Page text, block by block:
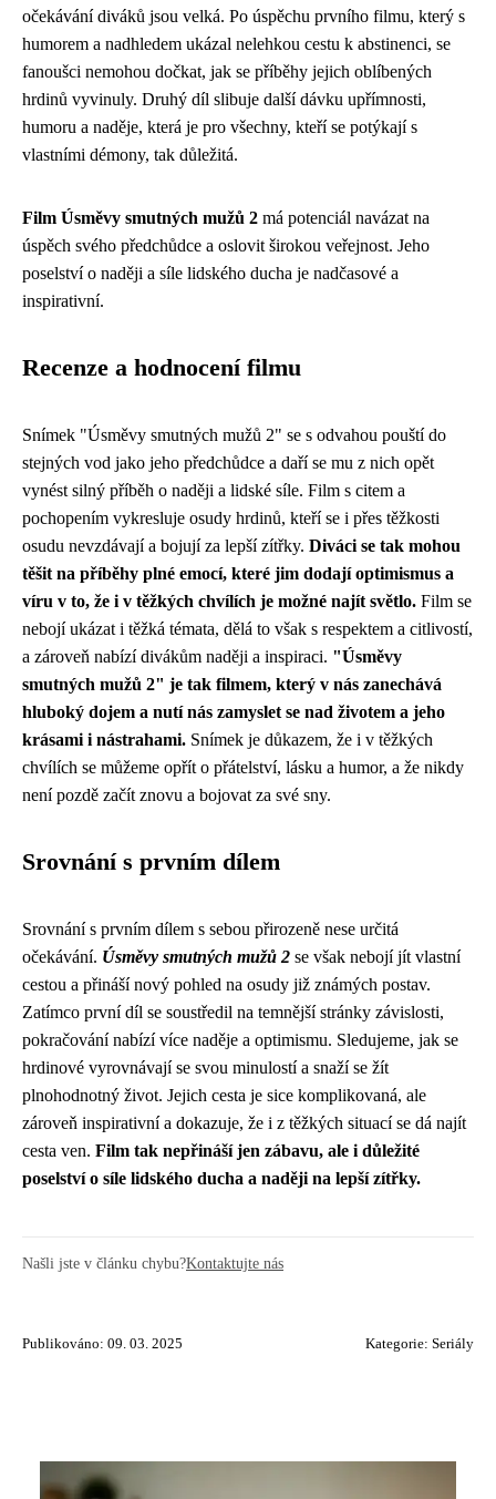
očekávání diváků jsou velká. Po úspěchu prvního filmu, který s
humorem a nadhledem ukázal nelehkou cestu k abstinenci, se
fanoušci nemohou dočkat, jak se příběhy jejich oblíbených
hrdinů vyvinuly. Druhý díl slibuje další dávku upřímnosti,
humoru a naděje, která je pro všechny, kteří se potýkají s
vlastními démony, tak důležitá.
Film Úsměvy smutných mužů 2 má potenciál navázat na
úspěch svého předchůdce a oslovit širokou veřejnost. Jeho
poselství o naději a síle lidského ducha je nadčasové a
inspirativní.
Recenze a hodnocení filmu
Snímek "Úsměvy smutných mužů 2" se s odvahou pouští do
stejných vod jako jeho předchůdce a daří se mu z nich opět
vynést silný příběh o naději a lidské síle. Film s citem a
pochopením vykresluje osudy hrdinů, kteří se i přes těžkosti
osudu nevzdávají a bojují za lepší zítřky. Diváci se tak mohou
těšit na příběhy plné emocí, které jim dodají optimismus a
víru v to, že i v těžkých chvílích je možné najít světlo. Film se
nebojí ukázat i těžká témata, dělá to však s respektem a citlivostí,
a zároveň nabízí divákům naději a inspiraci. "Úsměvy
smutných mužů 2" je tak filmem, který v nás zanechává
hluboký dojem a nutí nás zamyslet se nad životem a jeho
krásami i nástrahami. Snímek je důkazem, že i v těžkých
chvílích se můžeme opřít o přátelství, lásku a humor, a že nikdy
není pozdě začít znovu a bojovat za své sny.
Srovnání s prvním dílem
Srovnání s prvním dílem s sebou přirozeně nese určitá
očekávání. Úsměvy smutných mužů 2 se však nebojí jít vlastní
cestou a přináší nový pohled na osudy již známých postav.
Zatímco první díl se soustředil na temnější stránky závislosti,
pokračování nabízí více naděje a optimismu. Sledujeme, jak se
hrdinové vyrovnávají se svou minulostí a snaží se žít
plnohodnotný život. Jejich cesta je sice komplikovaná, ale
zároveň inspirativní a dokazuje, že i z těžkých situací se dá najít
cesta ven. Film tak nepřináší jen zábavu, ale i důležité
poselství o síle lidského ducha a naději na lepší zítřky.
Našli jste v článku chybu?Kontaktujte nás
Publikováno: 09. 03. 2025 Kategorie: Seriály